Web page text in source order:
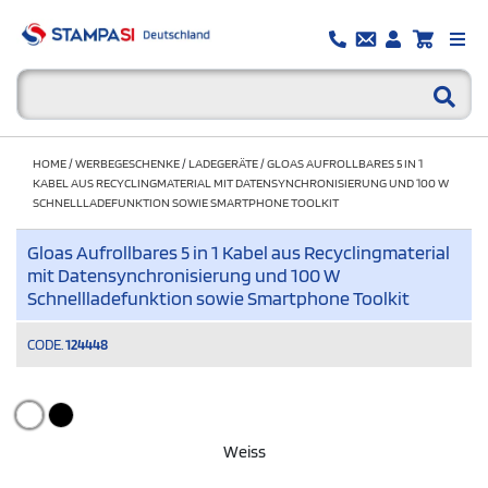
HOME/WERBEGESCHENKE/LADEGERÄTE/GLOAS AUFROLLBARES 5 IN 1
KABEL AUS RECYCLINGMATERIAL MIT DATENSYNCHRONISIERUNG UND 100 W
SCHNELLLADEFUNKTION SOWIE SMARTPHONE TOOLKIT
Gloas Aufrollbares 5 in 1 Kabel aus Recyclingmaterial
mit Datensynchronisierung und 100 W
Schnellladefunktion sowie Smartphone Toolkit
CODE. 124448
Weiss